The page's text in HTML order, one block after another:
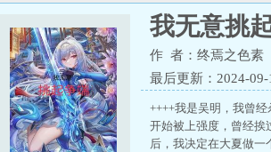
我无意挑
作 者：终焉之色素
最后更新：2024-09-
++++我是吴明，我曾
开始被上强度，曾经挨
后，我决定在大夏做